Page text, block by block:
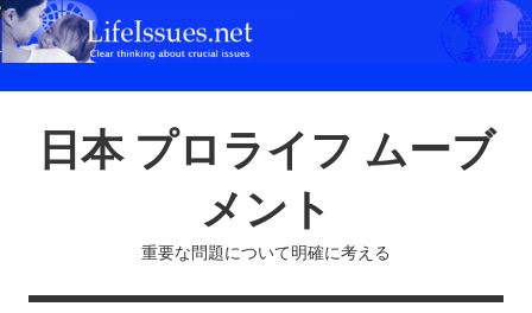
Skip
to
日本 プロライフ ムーブ
メント
重要な問題について明確に考える